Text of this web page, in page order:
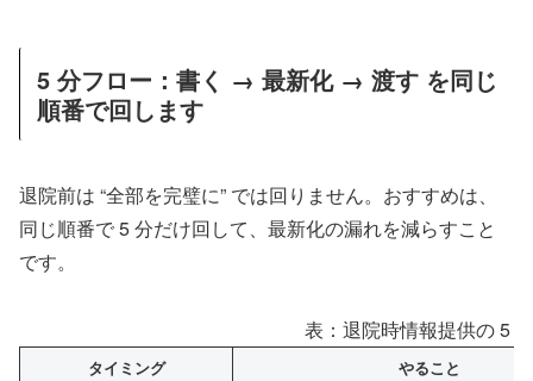
5 分フロー：書く → 最新化 → 渡す を同じ
順番で回します
退院前は “全部を完璧に” では回りません。おすすめは、
同じ順番で 5 分だけ回して、最新化の漏れを減らすこと
です。
表：退院時情報提供の 5
タイミング やること